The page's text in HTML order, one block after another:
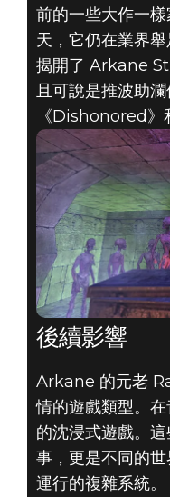
2020年5月28日
《ARX
朝誕
前的一些大作一
天，它仍在業界
揭開了 Arkane
且可說是推波助
《Dishonored》
後續影響
Arkane 的元老
情的遊戲類型。
的沈浸式遊戲。
事，更是不同的
運行的複雜系統